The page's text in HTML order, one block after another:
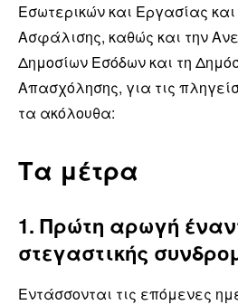
Εσωτερικών και Εργασίας και
Ασφάλισης, καθώς και την
Δημοσίων Εσόδων και τη
Απασχόλησης, για τις
τα ακόλουθα:
Τα μέτρα
1. Πρώτη αρωγή
στεγαστικής
Εντάσσονται τις επόμενες